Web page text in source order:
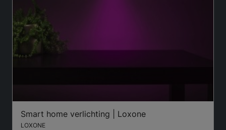
Smart home verlichting | Loxone
LOXONE